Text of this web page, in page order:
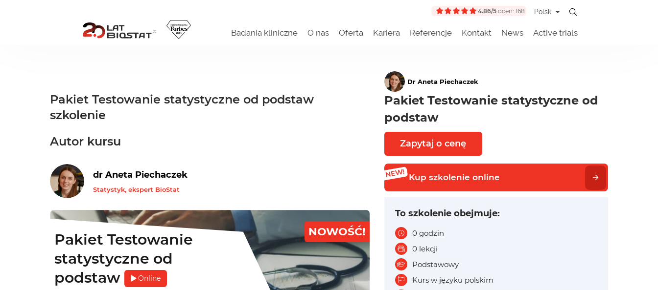
Badania kliniczne O nas Oferta Kariera Referencje Kontakt News Active trials
Polski
4.86/5ocen: 168
Pakiet Testowanie statystyczne od podstaw
szkolenie
Autor kursu
dr Aneta Piechaczek
Statystyk, ekspert BioStat
NOWOŚĆ!
Pakiet Testowanie
statystyczne od
podstaw
Online
Dr Aneta Piechaczek
Pakiet Testowanie statystyczne od
podstaw
Zapytaj o cenę
Kup szkolenie online
To szkolenie obejmuje:
0 godzin
0 lekcji
Podstawowy
Kurs w języku polskim